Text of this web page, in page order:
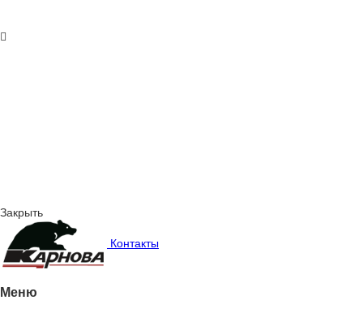
Закрыть
Контакты
Меню